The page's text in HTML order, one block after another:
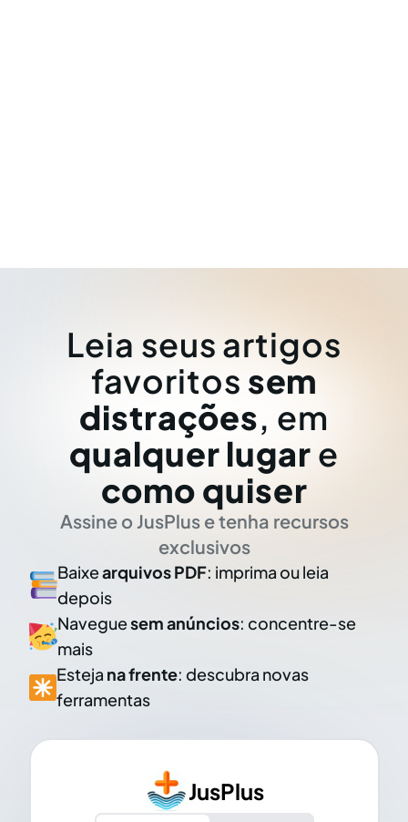
Leia seus artigos
favoritos sem
distrações, em
qualquer lugar e
como quiser
Assine o JusPlus e tenha recursos
exclusivos
Baixearquivos PDF: imprima ou leia
depois
Naveguesem anúncios: concentre-se
mais
Esteja na frente: descubra novas
ferramentas
JusPlus